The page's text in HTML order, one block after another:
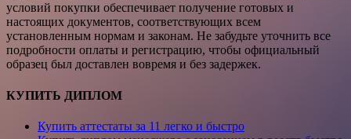
условий покупки обеспечивает получение готовых и
настоящих документов, соответствующих всем
установленным нормам и законам. Не забудьте уточнить все
подробности оплаты и регистрацию, чтобы официальный
образец был доставлен вовремя и без задержек.
КУПИТЬ ДИПЛОМ
Купить аттестаты за 11 легко и быстро